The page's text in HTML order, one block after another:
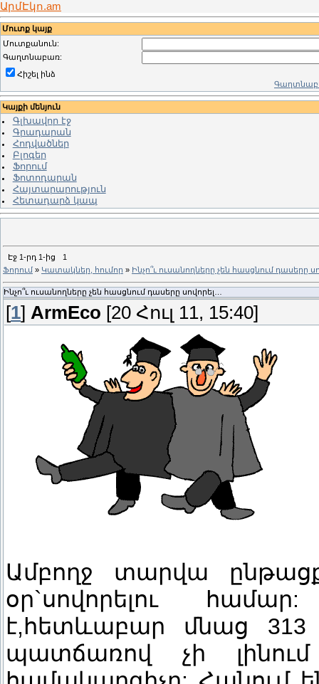
ԱրմԷկո.am
Մուտք կայք
Մուտքանուն:
Գաղտնաբառ:
Հիշել ինձ
Կայքի մենյուն
Գլխավոր էջ
Գրադարան
Հոդվածներ
Բլոգեր
Ֆորում
Ֆոտոդարան
Հայտարարություն
Հետադարձ կապ
Էջ 1-րդ 1-ից
1
Ֆորում » Կատակներ, հումոր » Ինչո՞ւ ուսանողները չեն հասցնում դասերը
Ինչո՞ւ ուսանողները չեն հասցնում դասերը սովորել…
[1] ArmEco [20 Հուլ 11, 15:40]
Ամբողջ տարվա
օր`սովորելու
է,հետևաբար մնաց
պատճառով չի